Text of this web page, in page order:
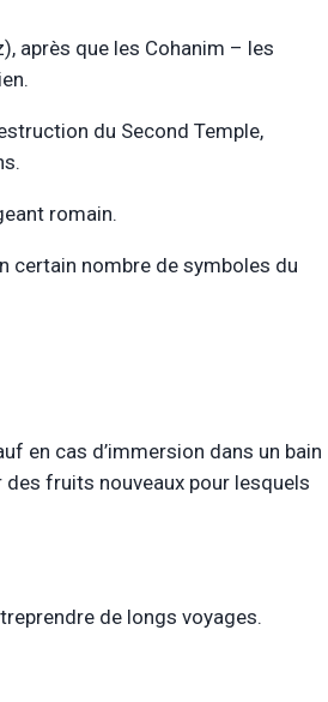
après que les Cohanim – les
du Second Temple,
romain.
certain nombre de symboles du
en cas d’immersion dans un bain
fruits nouveaux pour lesquels
de longs voyages.